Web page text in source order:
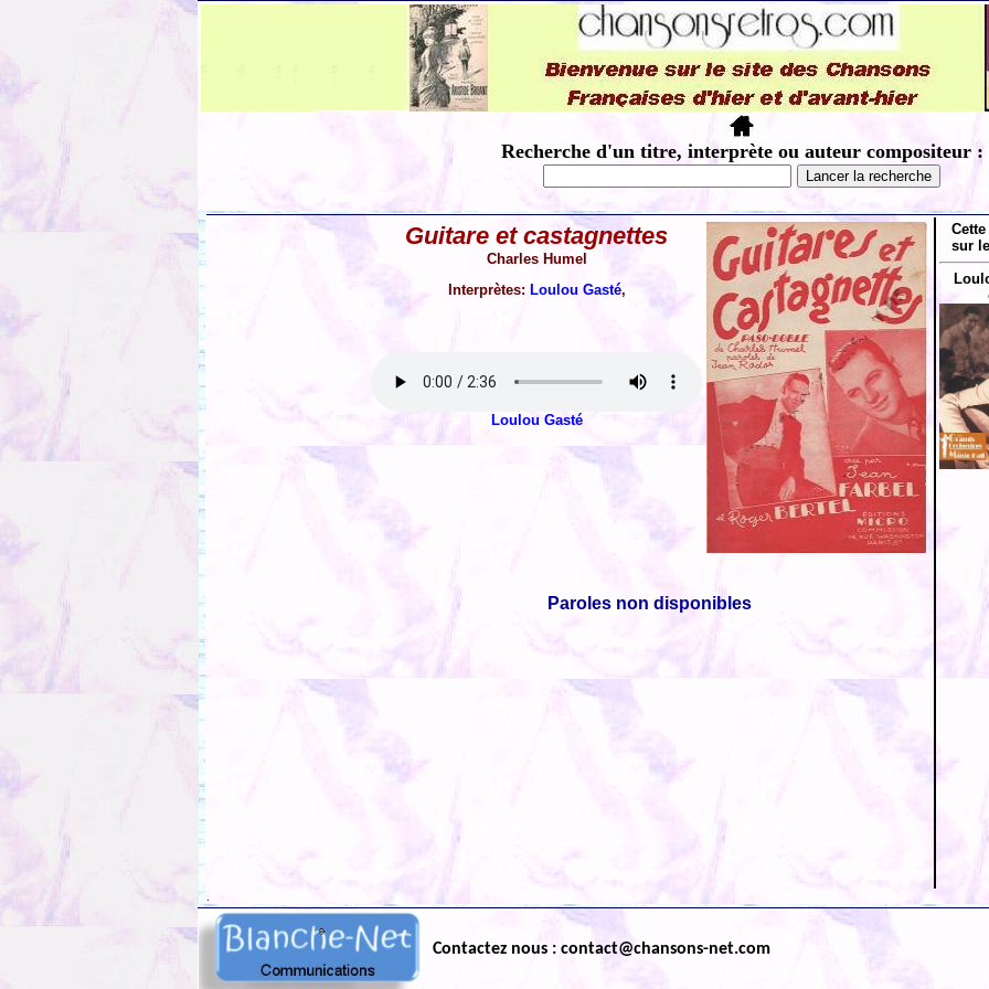
Recherche d'un titre, interprète ou auteur compositeur :
Guitare et castagnettes
Charles Humel
Interprètes: Loulou Gasté,
Loulou Gasté
Paroles non disponibles
sur
Contactez nous : contact@chansons-net.com